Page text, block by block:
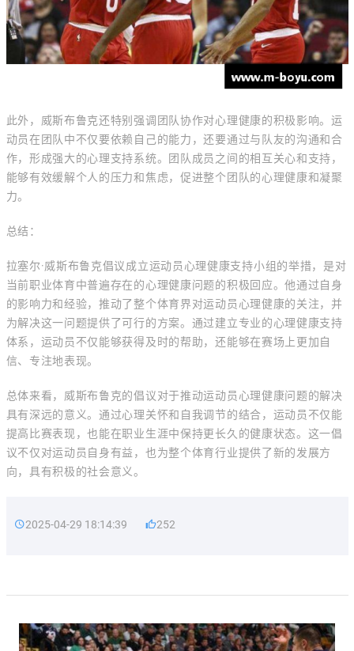
此外，威斯布鲁克还特别强调团队协作对心理健康的积极影响。运
动员在团队中不仅要依赖自己的能力，还要通过与队友的沟通和合
作，形成强大的心理支持系统。团队成员之间的相互关心和支持，
能够有效缓解个人的压力和焦虑，促进整个团队的心理健康和凝聚
力。
总结：
拉塞尔·威斯布鲁克倡议成立运动员心理健康支持小组的举措，是对
当前职业体育中普遍存在的心理健康问题的积极回应。他通过自身
的影响力和经验，推动了整个体育界对运动员心理健康的关注，并
为解决这一问题提供了可行的方案。通过建立专业的心理健康支持
体系，运动员不仅能够获得及时的帮助，还能够在赛场上更加自
信、专注地表现。
总体来看，威斯布鲁克的倡议对于推动运动员心理健康问题的解决
具有深远的意义。通过心理关怀和自我调节的结合，运动员不仅能
提高比赛表现，也能在职业生涯中保持更长久的健康状态。这一倡
议不仅对运动员自身有益，也为整个体育行业提供了新的发展方
向，具有积极的社会意义。
2025-04-29 18:14:39 252